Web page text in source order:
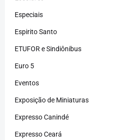
Especiais
Espirito Santo
ETUFOR e Sindiônibus
Euro 5
Eventos
Exposição de Miniaturas
Expresso Canindé
Expresso Ceará